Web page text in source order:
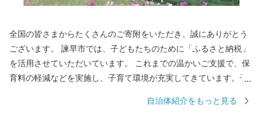
全国の皆さまからたくさんのご寄附をいただき、誠にありがとう
ございます。 諫早市では、子どもたちのために「ふるさと納税」
を活用させていただいています。 これまでの温かいご支援で、保
育料の軽減などを実施し、子育て環境が充実してきています。子
るため、皆さまからの応援を心よりお待ちしております。 この
自治体紹介をもっと見る